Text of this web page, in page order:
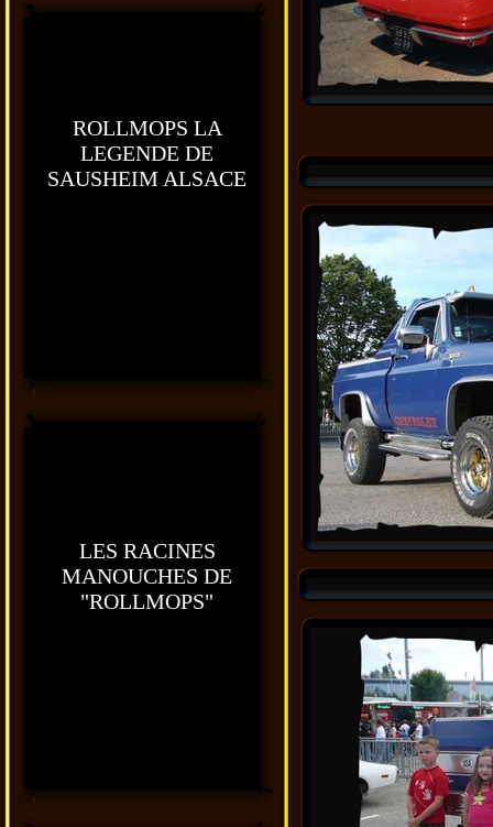
ROLLMOPS LA
LEGENDE DE
SAUSHEIM ALSACE
LES RACINES
MANOUCHES DE
"ROLLMOPS"